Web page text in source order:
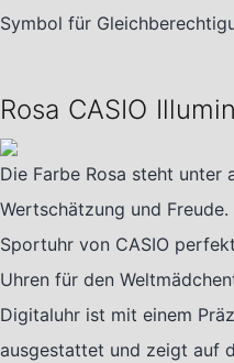
Symbol für
Rosa CASIO
Die Farbe Rosa steht unter
Wertschätzung und
Sportuhr von CASIO
Uhren für den
Digitaluhr ist mit einem
ausgestattet und zeigt auf